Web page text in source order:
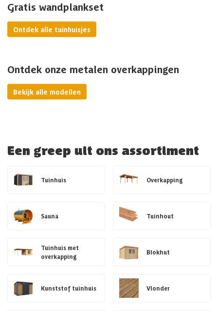
Gratis wandplankset
Ontdek alle tuinhuisjes
Ontdek onze metalen overkappingen
Bekijk alle modellen
Een greep uit ons assortiment
Tuinhuis Overkapping
Sauna Tuinhout
Tuinhuis met
overkapping
Blokhut
Kunststof tuinhuis Vlonder